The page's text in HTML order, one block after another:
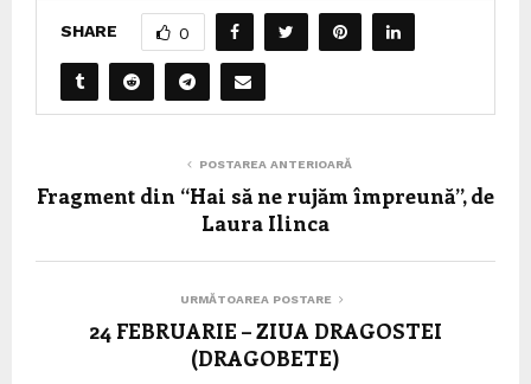
SHARE 0
POSTAREA ANTERIOARĂ
Fragment din “Hai să ne rujăm împreună”, de
Laura Ilinca
URMĂTOAREA POSTARE
24 FEBRUARIE – ZIUA DRAGOSTEI
(DRAGOBETE)